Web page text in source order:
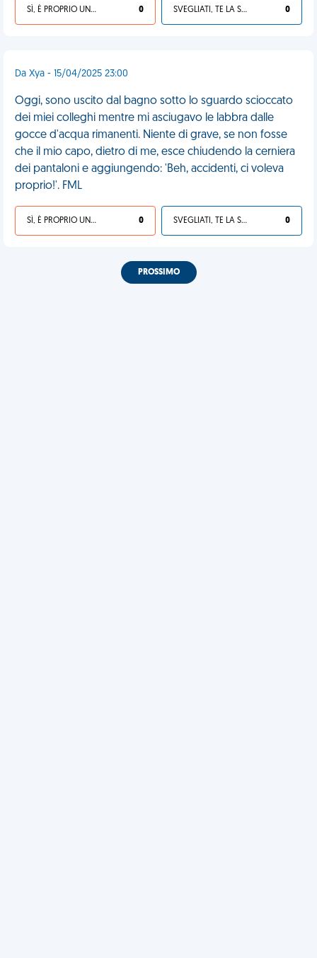
SÌ, È PROPRIO UNA VDM! 0 SVEGLIATI, TE LA SEI CERCATA! 0
Da Xya - 15/04/2025 23:00
Oggi, sono uscito dal bagno sotto lo sguardo scioccato
dei miei colleghi mentre mi asciugavo le labbra dalle
gocce d'acqua rimanenti. Niente di grave, se non fosse
che il mio capo, dietro di me, esce chiudendo la cerniera
dei pantaloni e aggiungendo: 'Beh, accidenti, ci voleva
proprio!'. FML
SÌ, È PROPRIO UNA VDM! 0 SVEGLIATI, TE LA SEI CERCATA! 0
PROSSIMO